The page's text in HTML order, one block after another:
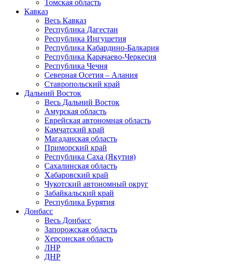
Томская область
Кавказ
Весь Кавказ
Республика Дагестан
Республика Ингушетия
Республика Кабардино-Балкария
Республика Карачаево-Черкесия
Республика Чечня
Северная Осетия – Алания
Ставропольский край
Дальний Восток
Весь Дальний Восток
Амурская область
Еврейская автономная область
Камчатский край
Магаданская область
Приморский край
Республика Саха (Якутия)
Сахалинская область
Хабаровский край
Чукотский автономный округ
Забайкальский край
Республика Бурятия
Донбасс
Весь Донбасс
Запорожская область
Херсонская область
ЛНР
ДНР